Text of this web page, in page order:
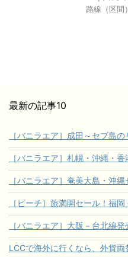
路線（区間
最新の記事10
［バニラエア］成田～セブ島
［バニラエア］札幌・沖縄・
［バニラエア］奄美大島・沖
［ピーチ］旅満開セール！福
［バニラエア］大阪－台北線
LCCで海外に行くなら、外貨